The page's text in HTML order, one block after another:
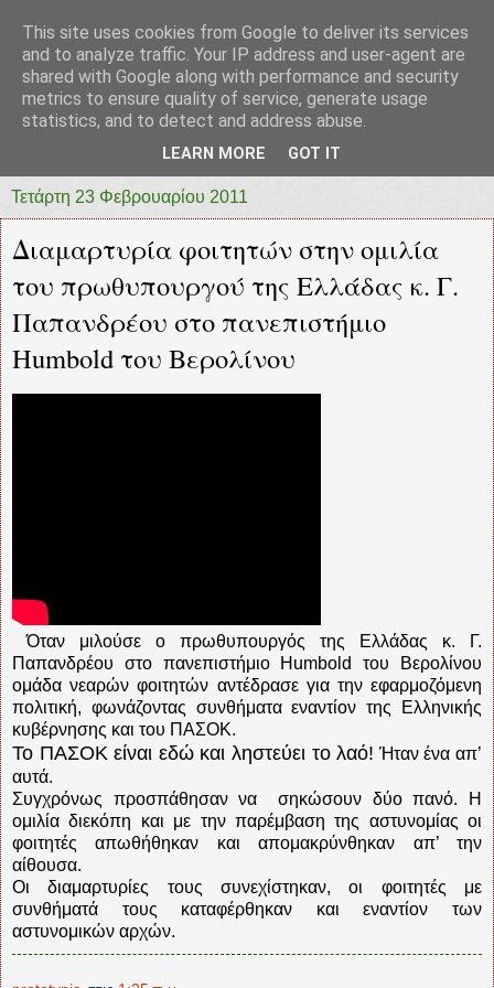
prototypia
"ΠΡΩΤΟΤΥΠΙΑ" * ΑΝΕΞΑΡΤΗΤΗ-ΗΛΕΚΤΡΟΝΙΚΗ-
Τετάρτη 23 Φεβρουαρίου 2011
Διαμαρτυρία φοιτητών στην ομιλία
του πρωθυπουργού της Ελλάδας κ. Γ.
Παπανδρέου στο πανεπιστήμιο
Humbold του Βερολίνου
Όταν μιλούσε ο πρωθυπουργός της Ελλάδας κ. Γ.
Παπανδρέου στο πανεπιστήμιο Humbold του Βερολίνου
ομάδα νεαρών φοιτητών αντέδρασε για την εφαρμοζόμενη
πολιτική, φωνάζοντας συνθήματα εναντίον της Ελληνικής
κυβέρνησης και του ΠΑΣΟΚ.
Το ΠΑΣΟΚ είναι εδώ και ληστεύει το λαό! Ήταν ένα απ’
αυτά.
Συγχρόνως προσπάθησαν να σηκώσουν δύο πανό. Η
ομιλία διεκόπη και με την παρέμβαση της αστυνομίας οι
φοιτητές απωθήθηκαν και απομακρύνθηκαν απ’ την
αίθουσα.
Οι διαμαρτυρίες τους συνεχίστηκαν, οι φοιτητές με
συνθήματά τους καταφέρθηκαν και εναντίον των
αστυνομικών αρχών.
This site uses cookies from Google to deliver its services
and to analyze traffic. Your IP address and user-agent are
shared with Google along with performance and security
metrics to ensure quality of service, generate usage
statistics, and to detect and address abuse.
LEARN MORE GOT IT